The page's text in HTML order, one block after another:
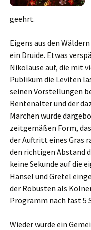
geehrt.
Eigens aus den
ein Druide. Etwas
Nikoläuse auf, die mit
Publikum die Leviten
seinen Vorstellungen
Rentenalter und der
Märchen wurde
zeitgemäßen Form,
der Auftritt eines Gras
den richtigen Abstand
keine Sekunde auf die
Hänsel und Gretel
der Robusten als
Programm nach fast 5
Wieder wurde ein